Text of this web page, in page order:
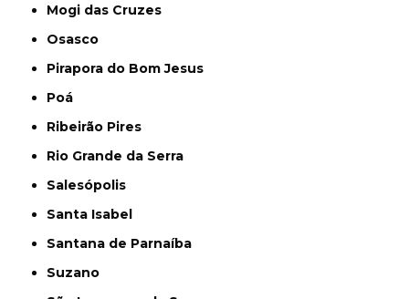
Mogi das Cruzes
Osasco
Pirapora do Bom Jesus
Poá
Ribeirão Pires
Rio Grande da Serra
Salesópolis
Santa Isabel
Santana de Parnaíba
Suzano